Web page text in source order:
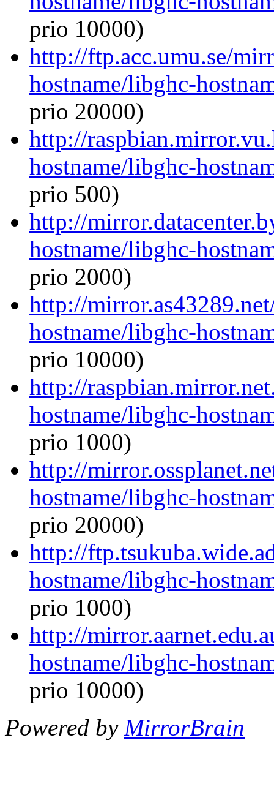
prio 10000)
http://ftp.acc.umu.se/
hostname/libghc-
prio 20000)
http://
hostname/libghc-
prio 500)
http://
hostname/libghc-
prio 2000)
http://
hostname/libghc-
prio 10000)
http://
hostname/libghc-
prio 1000)
http://
hostname/libghc-
prio 20000)
http://
hostname/libghc-
prio 1000)
http://
hostname/libghc-
prio 10000)
Powered by MirrorBrain